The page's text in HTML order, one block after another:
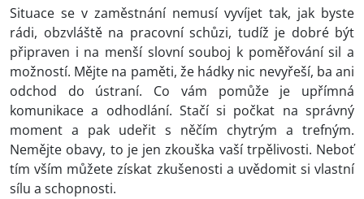
Situace se v zaměstnání nemusí vyvíjet tak, jak byste
rádi, obzvláště na pracovní schůzi, tudíž je dobré být
připraven i na menší slovní souboj k poměřování sil a
možností. Mějte na paměti, že hádky nic nevyřeší, ba ani
odchod do ústraní. Co vám pomůže je upřímná
komunikace a odhodlání. Stačí si počkat na správný
moment a pak udeřit s něčím chytrým a trefným.
Nemějte obavy, to je jen zkouška vaší trpělivosti. Neboť
tím vším můžete získat zkušenosti a uvědomit si vlastní
sílu a schopnosti.